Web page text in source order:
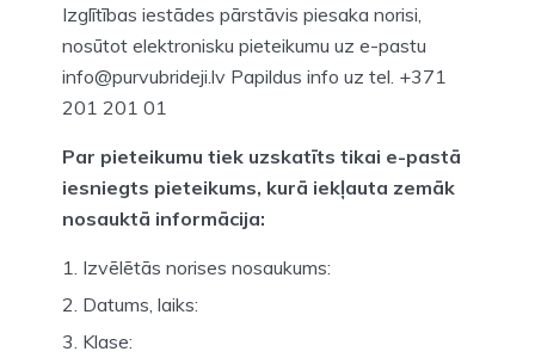
Izglītības iestādes pārstāvis piesaka norisi,
nosūtot elektronisku pieteikumu uz e-pastu
info@purvubrideji.lv Papildus info uz tel. +371
201 201 01
Par pieteikumu tiek uzskatīts tikai e-pastā
iesniegts pieteikums, kurā iekļauta zemāk
nosauktā informācija:
Izvēlētās norises nosaukums:
Datums, laiks:
Klase: